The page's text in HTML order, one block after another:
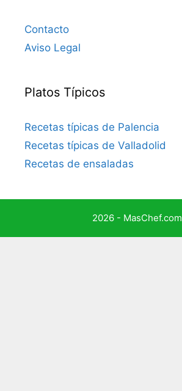
Contacto
Aviso Legal
Platos Típicos
Recetas típicas de Palencia
Recetas típicas de Valladolid
Recetas de ensaladas
2026 - MasChef.com